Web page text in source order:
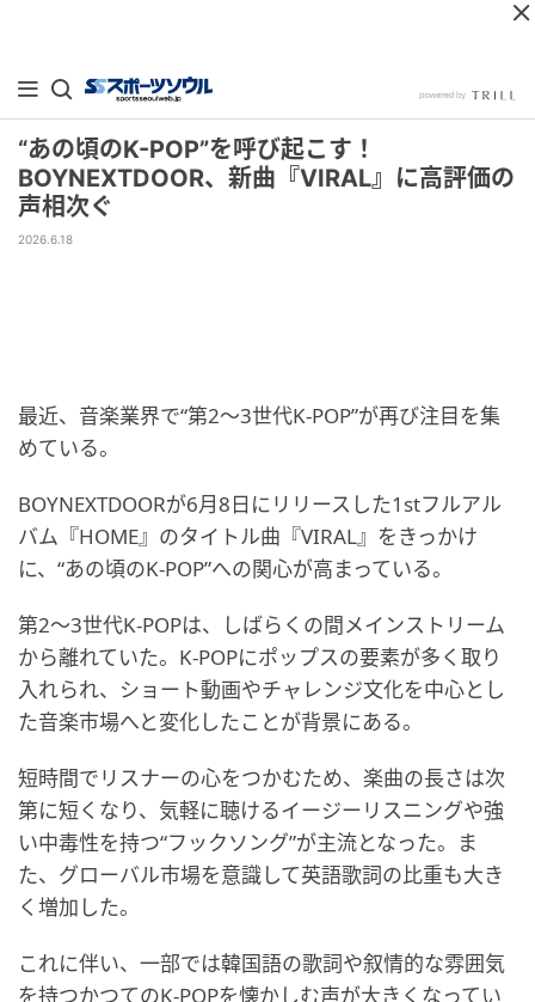
“あの頃のK-POP”を呼び起こす！
BOYNEXTDOOR、新曲『VIRAL』に高評価の
声相次ぐ
2026.6.18
最近、音楽業界で“第2～3世代K-POP”が再び注目を集
めている。
BOYNEXTDOORが6月8日にリリースした1stフルアル
バム『HOME』のタイトル曲『VIRAL』をきっかけ
に、“あの頃のK-POP”への関心が高まっている。
第2～3世代K-POPは、しばらくの間メインストリーム
から離れていた。K-POPにポップスの要素が多く取り
入れられ、ショート動画やチャレンジ文化を中心とし
た音楽市場へと変化したことが背景にある。
短時間でリスナーの心をつかむため、楽曲の長さは次
第に短くなり、気軽に聴けるイージーリスニングや強
い中毒性を持つ“フックソング”が主流となった。ま
た、グローバル市場を意識して英語歌詞の比重も大き
く増加した。
これに伴い、一部では韓国語の歌詞や叙情的な雰囲気
を持つかつてのK-POPを懐かしむ声が大きくなってい